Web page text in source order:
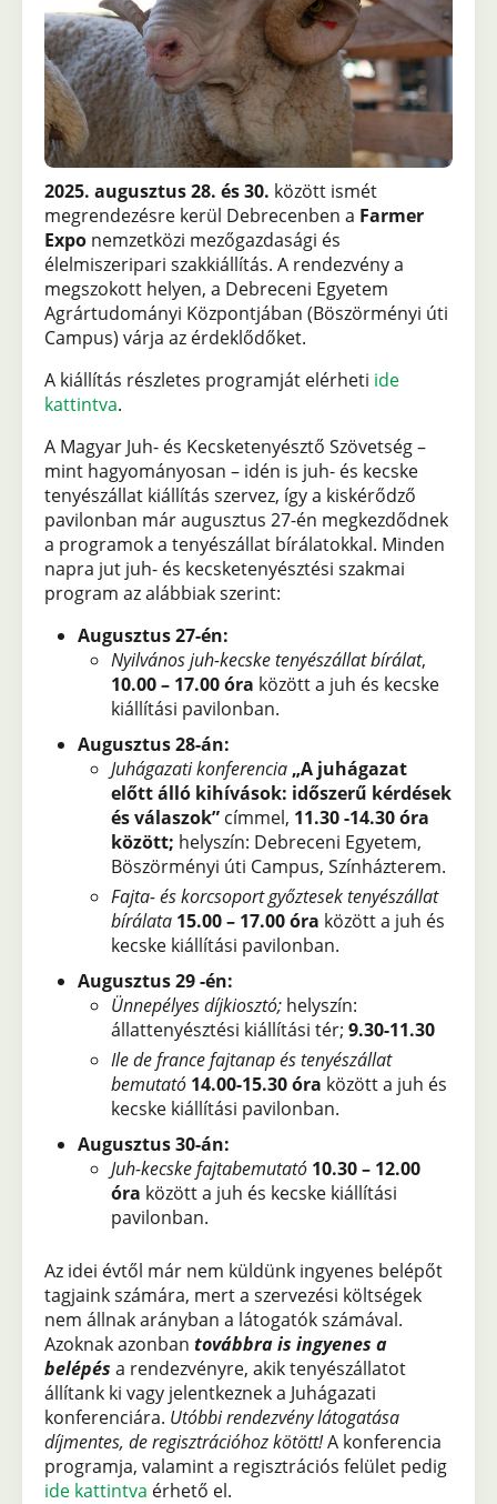
2025. augusztus 28. és 30. között ismét
megrendezésre kerül Debrecenben a Farmer
Expo nemzetközi mezőgazdasági és
élelmiszeripari szakkiállítás. A rendezvény a
megszokott helyen, a Debreceni Egyetem
Agrártudományi Központjában (Böszörményi úti
Campus) várja az érdeklődőket.
A kiállítás részletes programját elérheti ide
kattintva.
A Magyar Juh- és Kecsketenyésztő Szövetség –
mint hagyományosan – idén is juh- és kecske
tenyészállat kiállítás szervez, így a kiskérődző
pavilonban már augusztus 27-én megkezdődnek
a programok a tenyészállat bírálatokkal. Minden
napra jut juh- és kecsketenyésztési szakmai
program az alábbiak szerint:
Augusztus 27-én:
Nyilvános juh-kecske tenyészállat bírálat,
10.00 – 17.00 óra között a juh és kecske
kiállítási pavilonban.
Augusztus 28-án:
Juhágazati konferencia „A juhágazat
előtt álló kihívások: időszerű kérdések
és válaszok” címmel, 11.30 -14.30 óra
között; helyszín: Debreceni Egyetem,
Böszörményi úti Campus, Színházterem.
Fajta- és korcsoport győztesek tenyészállat
bírálata 15.00 – 17.00 óra között a juh és
kecske kiállítási pavilonban.
Augusztus 29 -én:
Ünnepélyes díjkiosztó; helyszín:
állattenyésztési kiállítási tér; 9.30-11.30
Ile de france fajtanap és tenyészállat
bemutató 14.00-15.30 óra között a juh és
kecske kiállítási pavilonban.
Augusztus 30-án:
Juh-kecske fajtabemutató 10.30 – 12.00
óra között a juh és kecske kiállítási
pavilonban.
Az idei évtől már nem küldünk ingyenes belépőt
tagjaink számára, mert a szervezési költségek
nem állnak arányban a látogatók számával.
Azoknak azonban továbbra is ingyenes a
belépés a rendezvényre, akik tenyészállatot
állítank ki vagy jelentkeznek a Juhágazati
konferenciára. Utóbbi rendezvény látogatása
díjmentes, de regisztrációhoz kötött!A konferencia
programja, valamint a regisztrációs felület pedig
ide kattintva érhető el.